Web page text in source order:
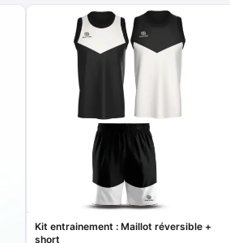
Kit entrainement : Maillot réversible +
short